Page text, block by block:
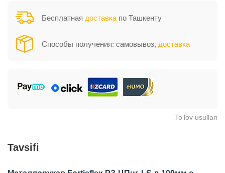
Бесплатная доставка по Ташкенту
Способы получения: самовывоз, доставка
To‘lov usullari
Tavsifi